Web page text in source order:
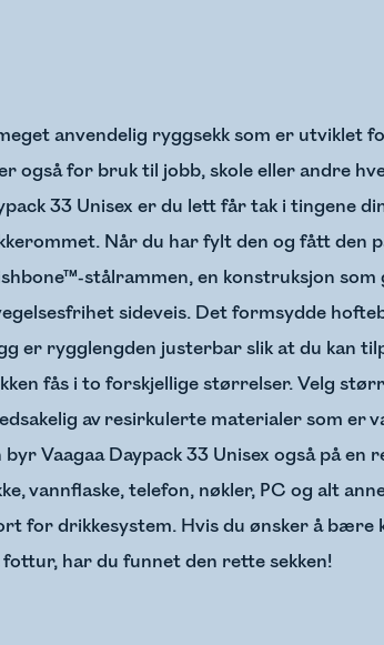
anvendelig ryggsekk som er utviklet
også for bruk til jobb, skole eller andre
33 Unisex er du lett får tak i tingene
Når du har fylt den og fått den
stålrammen, en konstruksjon
sideveis. Det formsydde
er rygglengden justerbar slik at du kan
fås i to forskjellige størrelser. Velg
av resirkulerte materialer som er
Vaagaa Daypack 33 Unisex også på en
vannflaske, telefon, nøkler, PC og alt
for drikkesystem. Hvis du ønsker å
har du funnet den rette sekken!